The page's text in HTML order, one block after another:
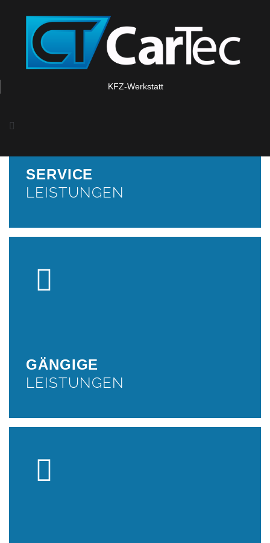
KFZ-Werkstatt
SERVICE
LEISTUNGEN
GÄNGIGE
LEISTUNGEN